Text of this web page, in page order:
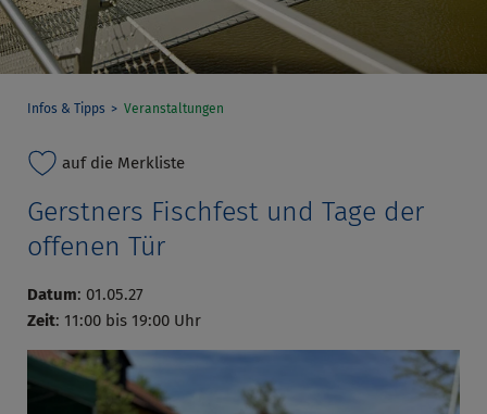
Infos & Tipps Veranstaltungen
auf die Merkliste
Gerstners Fischfest und Tage der
offenen Tür
Datum: 01.05.27
Zeit: 11:00 bis 19:00 Uhr